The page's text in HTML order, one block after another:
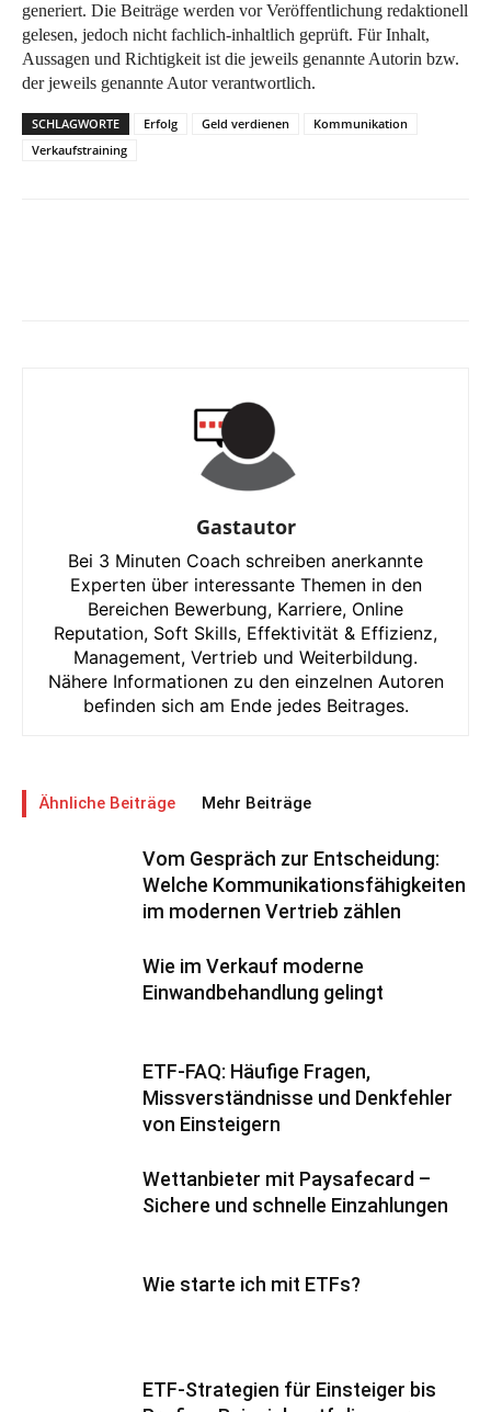
generiert. Die Beiträge werden vor Veröffentlichung redaktionell
gelesen, jedoch nicht fachlich-inhaltlich geprüft. Für Inhalt,
Aussagen und Richtigkeit ist die jeweils genannte Autorin bzw.
der jeweils genannte Autor verantwortlich.
SCHLAGWORTE Erfolg Geld verdienen
Kommunikation
Verkaufstraining
Gastautor
Bei 3 Minuten Coach schreiben anerkannte
Experten über interessante Themen in den
Bereichen Bewerbung, Karriere, Online
Reputation, Soft Skills, Effektivität & Effizienz,
Management, Vertrieb und Weiterbildung.
Nähere Informationen zu den einzelnen Autoren
befinden sich am Ende jedes Beitrages.
Ähnliche Beiträge Mehr Beiträge
Vom Gespräch zur Entscheidung:
Welche Kommunikationsfähigkeiten
im modernen Vertrieb zählen
Wie im Verkauf moderne
Einwandbehandlung gelingt
ETF-FAQ: Häufige Fragen,
Missverständnisse und Denkfehler
von Einsteigern
Wettanbieter mit Paysafecard –
Sichere und schnelle Einzahlungen
Wie starte ich mit ETFs?
ETF-Strategien für Einsteiger bis